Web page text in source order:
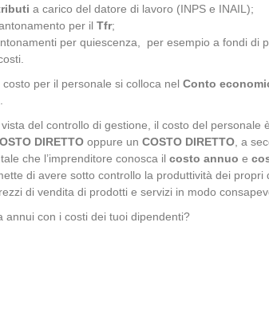
a carico del datore di lavoro (INPS e INAIL);
per il Tfr;
per quiescenza, per esempio a fondi di
costo per il personale si colloca nel Conto
del controllo di gestione, il costo del personale
DIRETTO oppure un COSTO DIRETTO, a
che l’imprenditore conosca il costo annuo e
di avere sotto controllo la produttività dei
di vendita di prodotti e servizi in modo
annui con i costi dei tuoi dipendenti?